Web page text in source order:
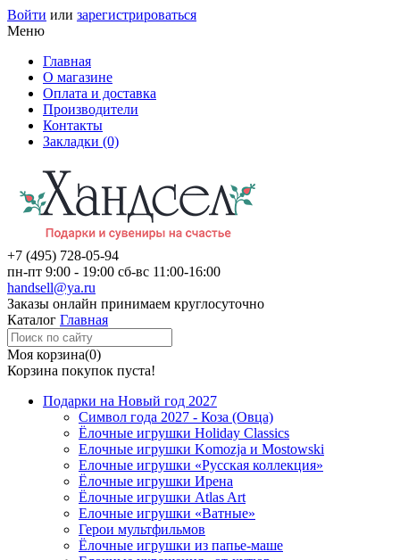
Войти или зарегистрироваться
Меню
Главная
О магазине
Оплата и доставка
Производители
Контакты
Закладки (0)
+7 (495) 728-05-94
пн-пт 9:00 - 19:00 сб-вс 11:00-16:00
handsell@ya.ru
Заказы онлайн принимаем круглосуточно
Каталог Главная
Моя корзина(0)
Корзина покупок пуста!
Подарки на Новый год 2027
Символ года 2027 - Коза (Овца)
Ёлочные игрушки Holiday Classics
Елочные игрушки Komozja и Mostowski
Елочные игрушки «Русская коллекция»
Ёлочные игрушки Ирена
Ёлочные игрушки Atlas Art
Елочные игрушки «Ватные»
Герои мультфильмов
Ёлочные игрушки из папье-маше